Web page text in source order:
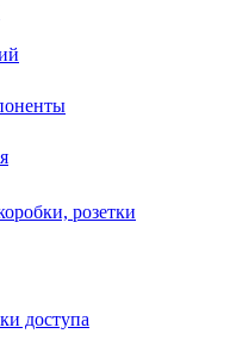
розетки
доступа